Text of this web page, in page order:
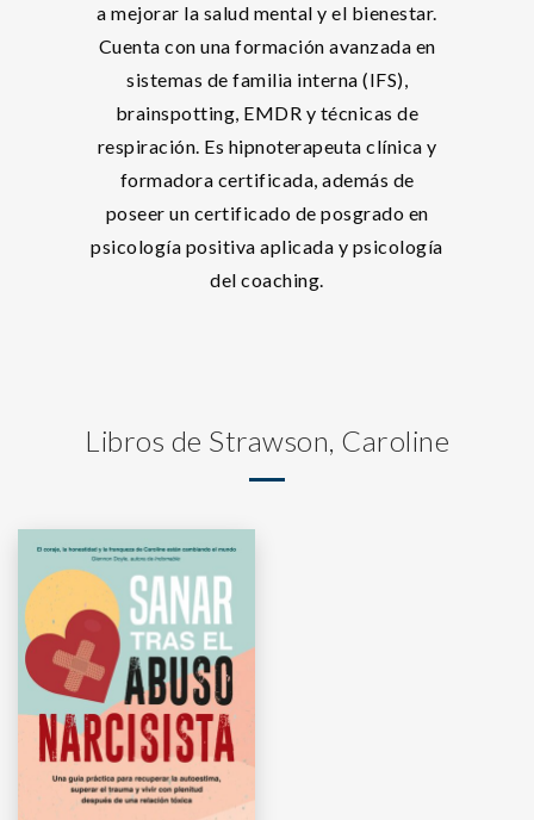
a mejorar la salud mental y el bienestar.
Cuenta con una formación avanzada en
sistemas de familia interna (IFS),
brainspotting, EMDR y técnicas de
respiración. Es hipnoterapeuta clínica y
formadora certificada, además de
poseer un certificado de posgrado en
psicología positiva aplicada y psicología
del coaching.
Libros de Strawson, Caroline